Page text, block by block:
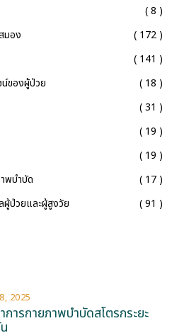
( 8 )
มอง
( 172 )
( 141 )
ของผู้ป่วย
( 18 )
( 31 )
( 19 )
( 19 )
พบำบัด
( 17 )
ผู้ป่วยและผู้สูงวัย
( 91 )
การกายภาพบำบัดสโตรกระยะ
2025